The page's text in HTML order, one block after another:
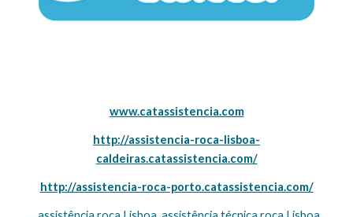
www.catassistencia.com
http://assistencia-roca-lisboa-
caldeiras.catassistencia.com/
http://assistencia-roca-porto.catassistencia.com/